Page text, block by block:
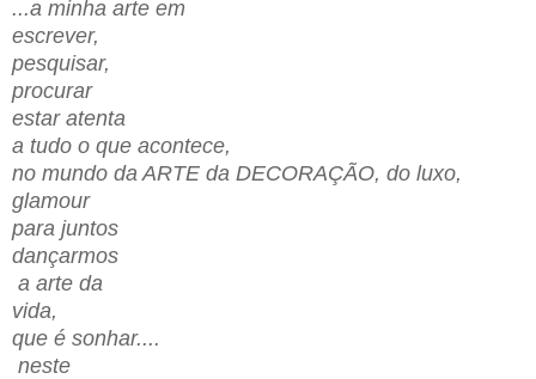
...a minha arte em
escrever,
pesquisar,
procurar
estar atenta
a tudo o que acontece,
no mundo da ARTE da DECORAÇÃO, do luxo,
glamour
para juntos
dançarmos
a arte da
vida,
que é sonhar....
neste